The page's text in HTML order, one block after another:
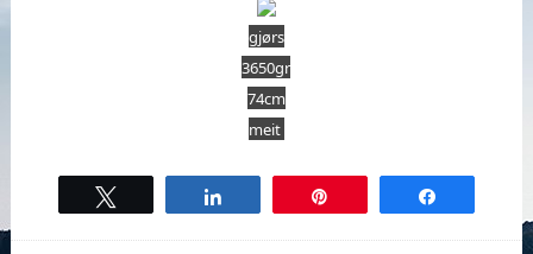
gjørs
3650gr
74cm
meit